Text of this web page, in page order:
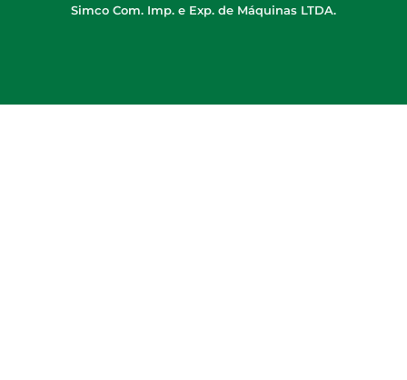
Simco Com. Imp. e Exp. de Máquinas LTDA.